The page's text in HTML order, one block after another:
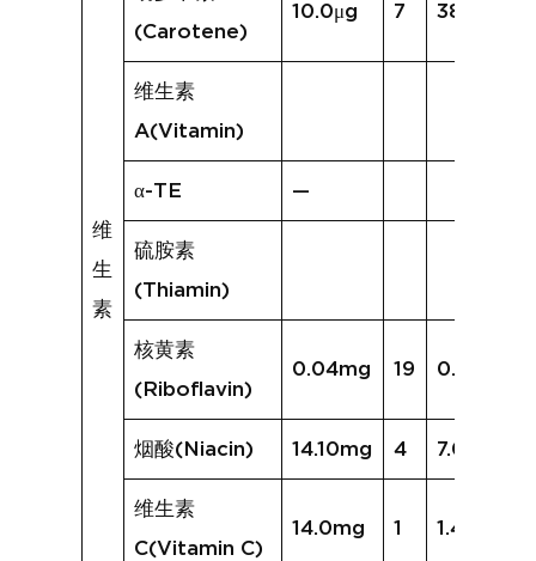
维
生
素
(Carotene)
10.0μg 7 38.2μg
维生素
A(Vitamin)
α-TE —
硫胺素
(Thiamin)
核黄素
(Riboflavin)
0.04mg 19 0.14mg
烟酸(Niacin) 14.10mg 4 7.02mg
维生素
C(Vitamin C)
14.0mg 1 1.4mg